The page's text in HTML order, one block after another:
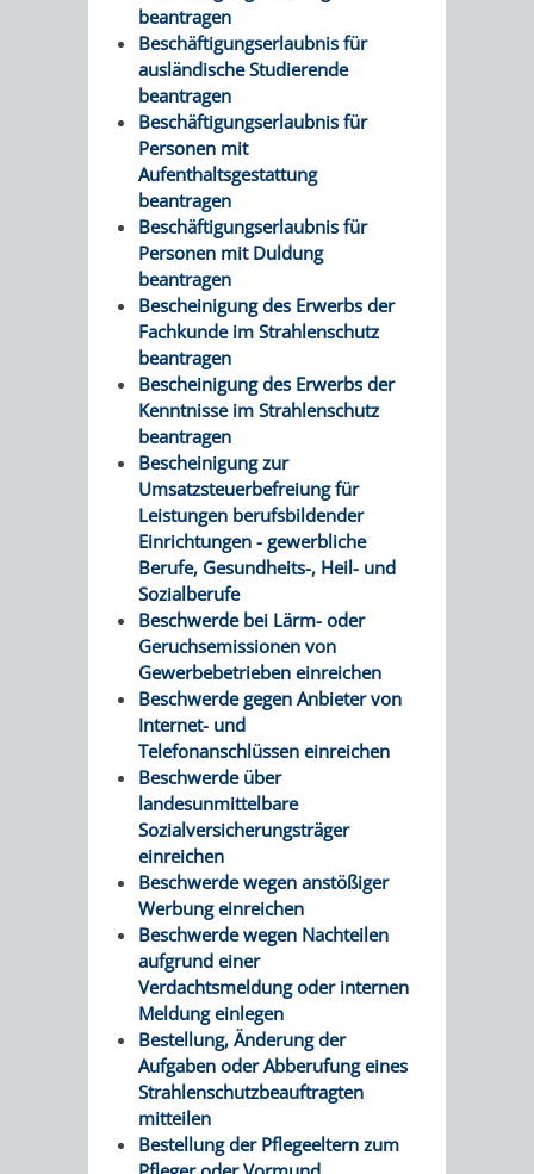
beantragen
Beschäftigungserlaubnis für
ausländische Studierende
beantragen
Beschäftigungserlaubnis für
Personen mit
Aufenthaltsgestattung
beantragen
Beschäftigungserlaubnis für
Personen mit Duldung
beantragen
Bescheinigung des Erwerbs der
Fachkunde im Strahlenschutz
beantragen
Bescheinigung des Erwerbs der
Kenntnisse im Strahlenschutz
beantragen
Bescheinigung zur
Umsatzsteuerbefreiung für
Leistungen berufsbildender
Einrichtungen - gewerbliche
Berufe, Gesundheits-, Heil- und
Sozialberufe
Beschwerde bei Lärm- oder
Geruchsemissionen von
Gewerbebetrieben einreichen
Beschwerde gegen Anbieter von
Internet- und
Telefonanschlüssen einreichen
Beschwerde über
landesunmittelbare
Sozialversicherungsträger
einreichen
Beschwerde wegen anstößiger
Werbung einreichen
Beschwerde wegen Nachteilen
aufgrund einer
Verdachtsmeldung oder internen
Meldung einlegen
Bestellung, Änderung der
Aufgaben oder Abberufung eines
Strahlenschutzbeauftragten
mitteilen
Bestellung der Pflegeeltern zum